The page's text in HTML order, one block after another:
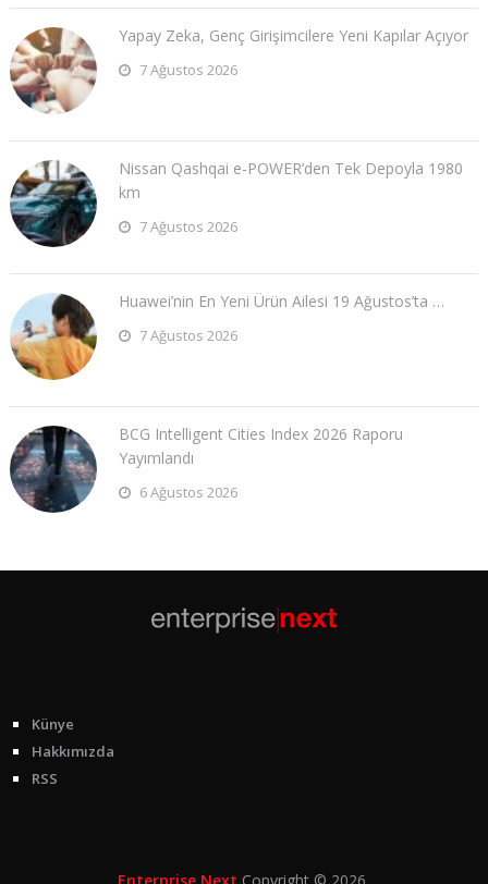
Yapay Zeka, Genç Girişimcilere Yeni Kapılar Açıyor
7 Ağustos 2026
Nissan Qashqai e-POWER’den Tek Depoyla 1980
km
7 Ağustos 2026
Huawei’nin En Yeni Ürün Ailesi 19 Ağustos’ta …
7 Ağustos 2026
BCG Intelligent Cities Index 2026 Raporu
Yayımlandı
6 Ağustos 2026
Künye
Hakkımızda
RSS